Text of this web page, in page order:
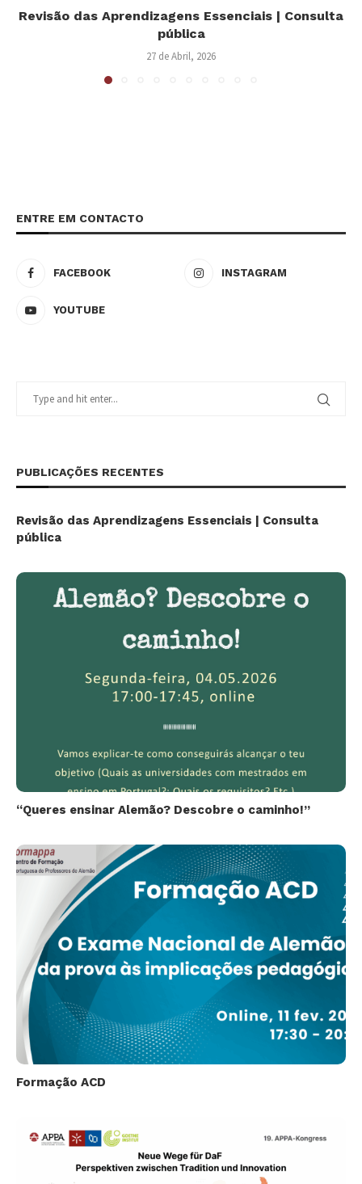
Revisão das Aprendizagens Essenciais | Consulta
pública
27 de Abril, 2026
ENTRE EM CONTACTO
FACEBOOK INSTAGRAM
YOUTUBE
PUBLICAÇÕES RECENTES
Revisão das Aprendizagens Essenciais | Consulta
pública
“Queres ensinar Alemão? Descobre o caminho!”
Formação ACD